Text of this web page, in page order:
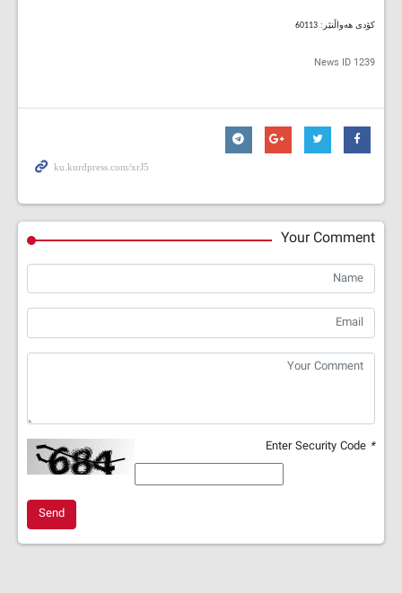
کۆدی هەواڵنێر: 60113
News ID 1239
Your Comment
*
Send